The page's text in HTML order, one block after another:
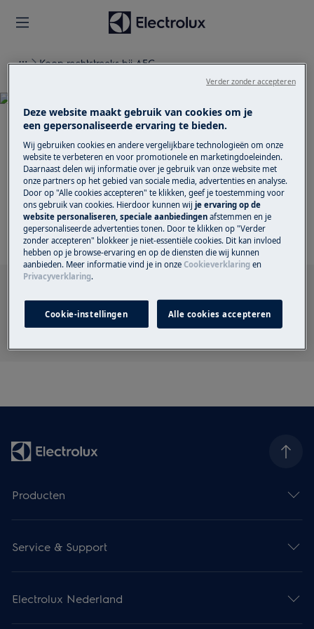
Koop rechtstreeks bij AEG
Ondersteuning voor
Terugname en recyclage
van je oude apparaat
Producten
Service & Support
Electrolux Nederland
Deze website maakt gebruik van cookies om je
een gepersonaliseerde ervaring te bieden.
Wij gebruiken cookies en andere vergelijkbare technologieën om onze
website te verbeteren en voor promotionele en marketingdoeleinden.
Daarnaast delen wij informatie over je gebruik van onze website met
onze partners op het gebied van sociale media, advertenties en analyse.
Door op "Alle cookies accepteren" te klikken, geef je toestemming voor
ons gebruik van cookies. Hierdoor kunnen wijje ervaring op de
website personaliseren, speciale aanbiedingen afstemmen en je
gepersonaliseerde advertenties tonen. Door te klikken op "Verder
zonder accepteren" blokkeer je niet-essentiële cookies. Dit kan invloed
hebben op je browse-ervaring en op de diensten die wij kunnen
aanbieden. Meer informatie vind je in onzeCookieverklaring en
Privacyverklaring.
Cookie-instellingen Alle cookies accepteren
Verder zonder accepteren